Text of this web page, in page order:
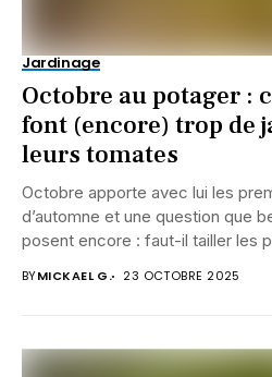
Jardinage
Octobre au potager :
font (encore) trop de
leurs tomates
Octobre apporte avec lui les
d’automne et une question que
posent encore : faut-il tailler les
BYMICKAEL G. 23 OCTOBRE 2025